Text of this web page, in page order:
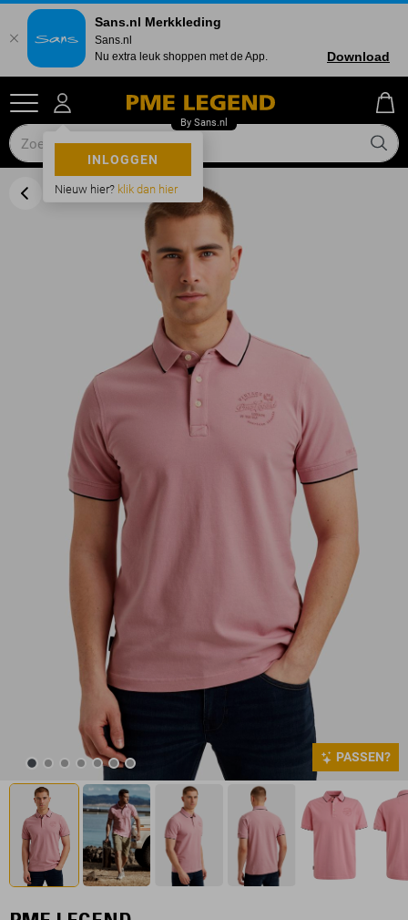
INLOGGEN
Nieuw hier? klik dan hier
PASSEN?
Sans.nl Merkkleding
Sans.nl
Nu extra leuk shoppen met de App.
Download